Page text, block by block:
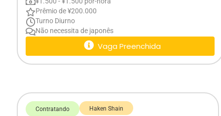
Prêmio de ¥200.000
Turno Diurno
Não necessita de japonês
Vaga Preenchida
Contratando Haken Shain